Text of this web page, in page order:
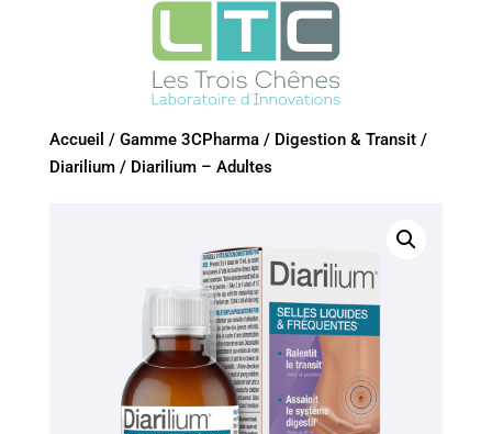
Accueil / Gamme 3CPharma/ Digestion & Transit/
Diarilium/ Diarilium – Adultes